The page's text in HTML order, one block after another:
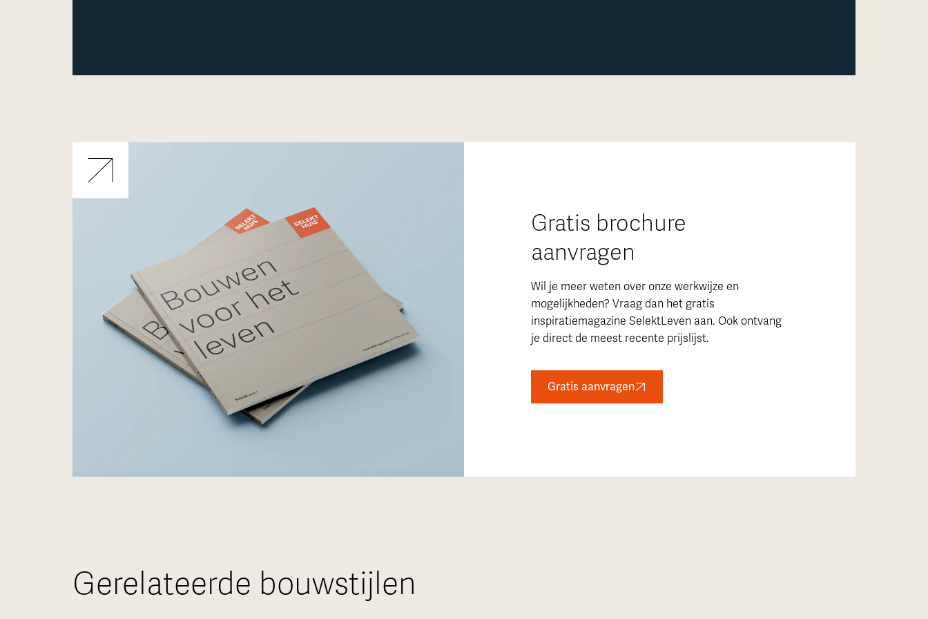
Gratis brochure
aanvragen
Wil je meer weten over onze werkwijze en
mogelijkheden? Vraag dan het gratis
inspiratiemagazine SelektLeven aan. Ook ontvang
je direct de meest recente prijslijst.
Gratis aanvragen
Gerelateerde bouwstijlen